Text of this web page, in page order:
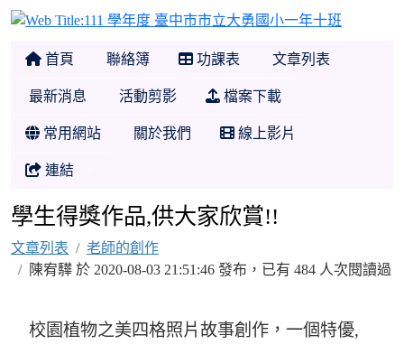
首頁 聯絡簿 功課表 文章列表
最新消息 活動剪影 檔案下載
常用網站 關於我們 線上影片
連結
學生得獎作品,供大家欣賞!!
文章列表
老師的創作
陳宥驊 於 2020-08-03 21:51:46 發布，已有 484 人次閱讀過
校園植物之美四格照片故事創作，一個特優,